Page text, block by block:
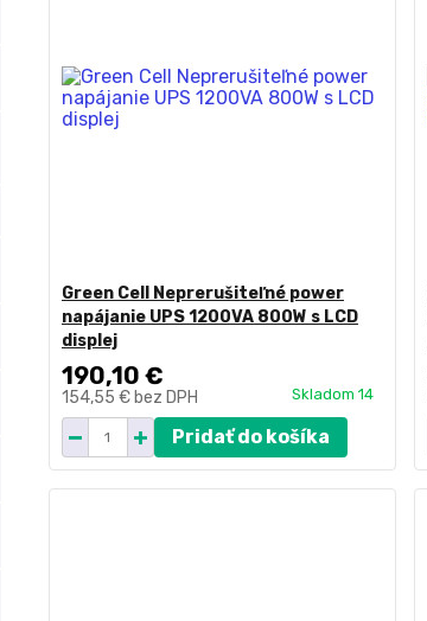
Green Cell Neprerušiteľné power
napájanie UPS 1200VA 800W s LCD
displej
190,10 €
154,55 € bez DPH Skladom 14
Pridať do košíka